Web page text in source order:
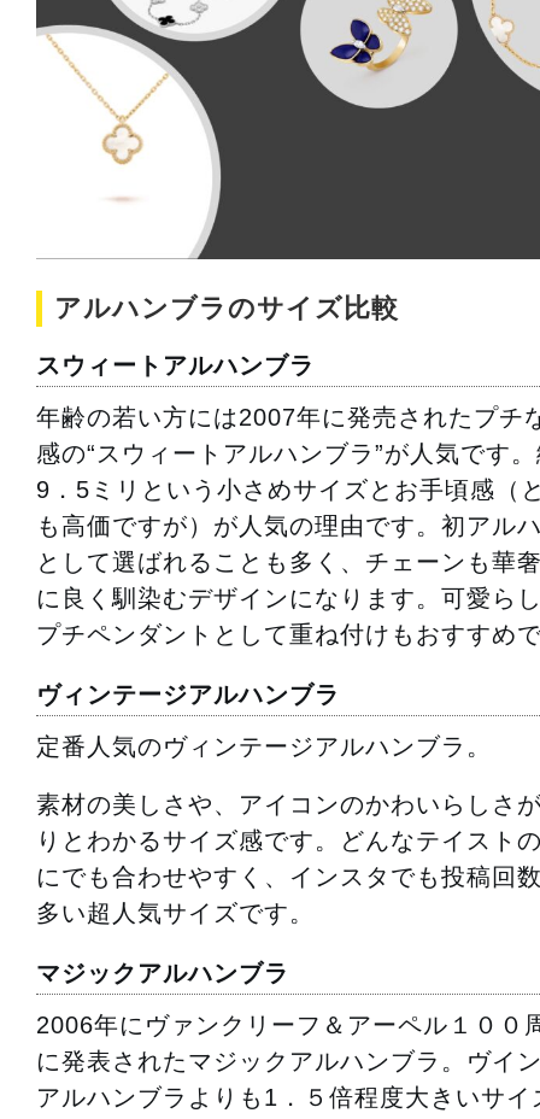
アルハンブラのサイズ比較
スウィートアルハンブラ
年齢の若い方には2007年に発売されたプチ
感の“スウィートアルハンブラ”が人気です
9．5ミリという小さめサイズとお手頃感（
も高価ですが）が人気の理由です。初アル
として選ばれることも多く、チェーンも華
に良く馴染むデザインになります。可愛ら
プチペンダントとして重ね付けもおすすめ
ヴィンテージアルハンブラ
定番人気のヴィンテージアルハンブラ。
素材の美しさや、アイコンのかわいらしさ
りとわかるサイズ感です。どんなテイスト
にでも合わせやすく、インスタでも投稿回
多い超人気サイズです。
マジックアルハンブラ
2006年にヴァンクリーフ＆アーペル１００
に発表されたマジックアルハンブラ。ヴイ
アルハンブラよりも1．５倍程度大きいサイ